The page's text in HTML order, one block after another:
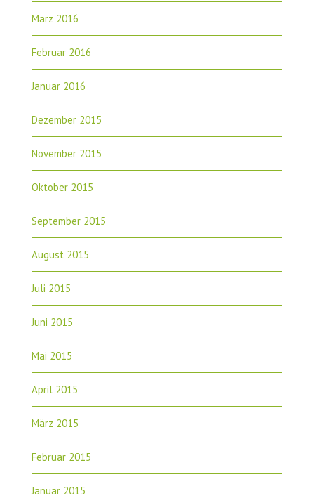
März 2016
Februar 2016
Januar 2016
Dezember 2015
November 2015
Oktober 2015
September 2015
August 2015
Juli 2015
Juni 2015
Mai 2015
April 2015
März 2015
Februar 2015
Januar 2015